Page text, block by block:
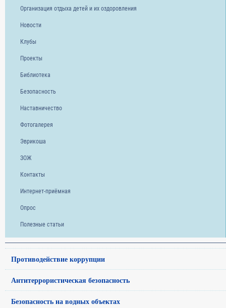
Организация отдыха детей и их оздоровления
Новости
Клубы
Проекты
Библиотека
Безопасность
Наставничество
Фотогалерея
Эврикоша
ЗОЖ
Контакты
Интернет-приёмная
Опрос
Полезные статьи
Противодействие коррупции
Антитеррористическая безопасность
Безопасность на водных объектах